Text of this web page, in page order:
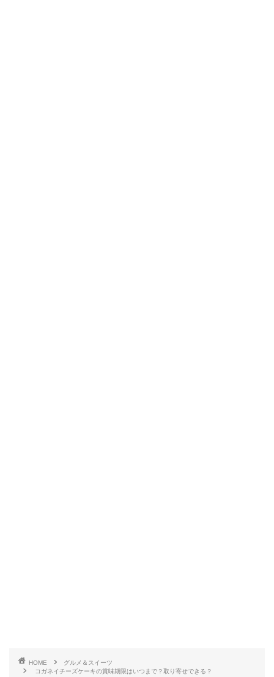
HOME
グルメ＆スイーツ
コガネイチーズケーキの賞味期限はいつまで？取り寄せできる？